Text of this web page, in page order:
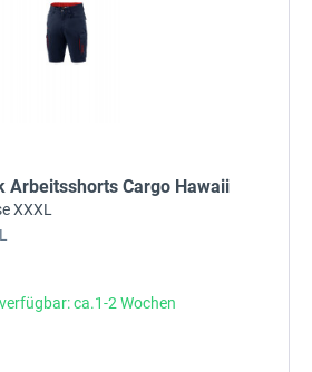
Arbeitsshorts Cargo Hawaii
XXXL
ca.1-2 Wochen